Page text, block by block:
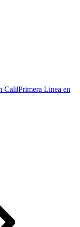
Cali|Primera Linea en